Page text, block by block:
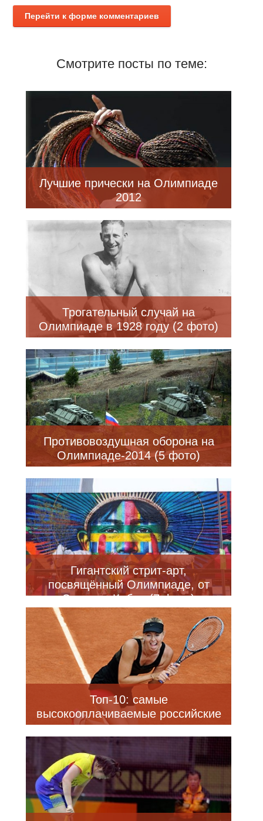
Перейти к форме комментариев
Смотрите посты по теме:
Лучшие прически на Олимпиаде
2012
Трогательный случай на
Олимпиаде в 1928 году (2 фото)
Противовоздушная оборона на
Олимпиаде-2014 (5 фото)
Гигантский стрит-арт,
посвящённый Олимпиаде, от
Эдуардо Кобра (7 фото)
Топ-10: самые
высокооплачиваемые российские
спортсмены